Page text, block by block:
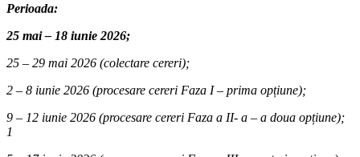
Perioada:
25 mai – 18 iunie 2026;
25 – 29 mai 2026 (colectare cereri);
2 – 8 iunie 2026 (procesare cereri Faza I – prima opțiune);
9 – 12 iunie 2026 (procesare cereri Faza a II- a – a doua opțiune);
1